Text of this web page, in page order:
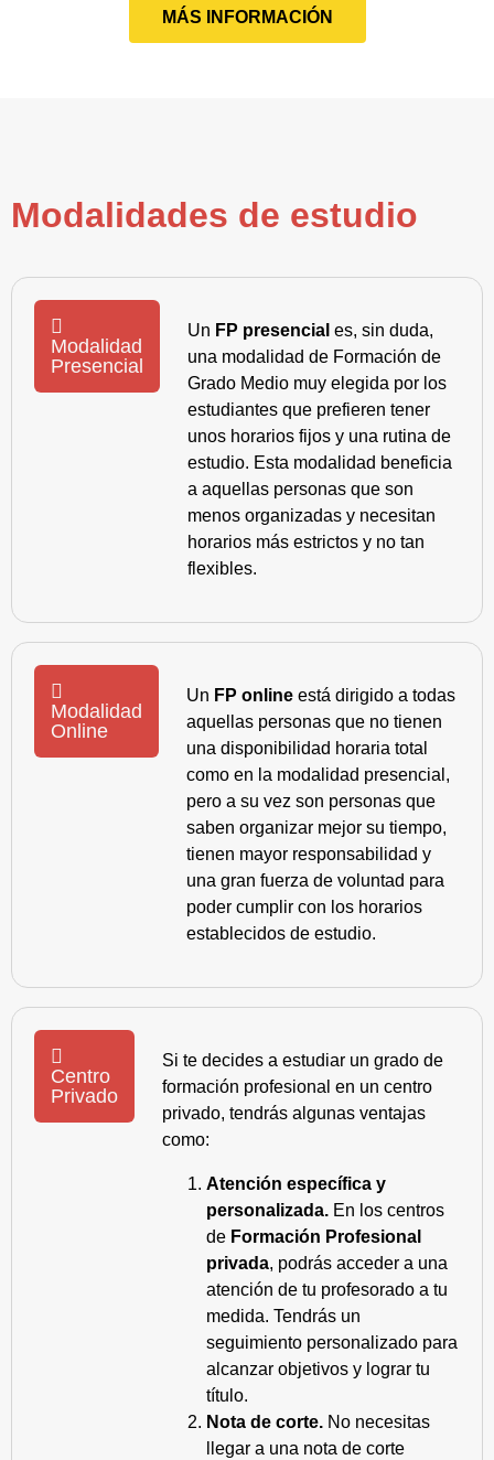
MÁS INFORMACIÓN
Modalidades de estudio
Modalidad
Presencial
Un FP presencial es, sin duda,
una modalidad de Formación de
Grado Medio muy elegida por los
estudiantes que prefieren tener
unos horarios fijos y una rutina de
estudio. Esta modalidad beneficia
a aquellas personas que son
menos organizadas y necesitan
horarios más estrictos y no tan
flexibles.
Modalidad
Online
Un FP online está dirigido a todas
aquellas personas que no tienen
una disponibilidad horaria total
como en la modalidad presencial,
pero a su vez son personas que
saben organizar mejor su tiempo,
tienen mayor responsabilidad y
una gran fuerza de voluntad para
poder cumplir con los horarios
establecidos de estudio.
Centro
Privado
Si te decides a estudiar un grado de
formación profesional en un centro
privado, tendrás algunas ventajas
como:
Atención específica y
personalizada. En los centros
de Formación Profesional
privada, podrás acceder a una
atención de tu profesorado a tu
medida. Tendrás un
seguimiento personalizado para
alcanzar objetivos y lograr tu
título.
Nota de corte. No necesitas
llegar a una nota de corte